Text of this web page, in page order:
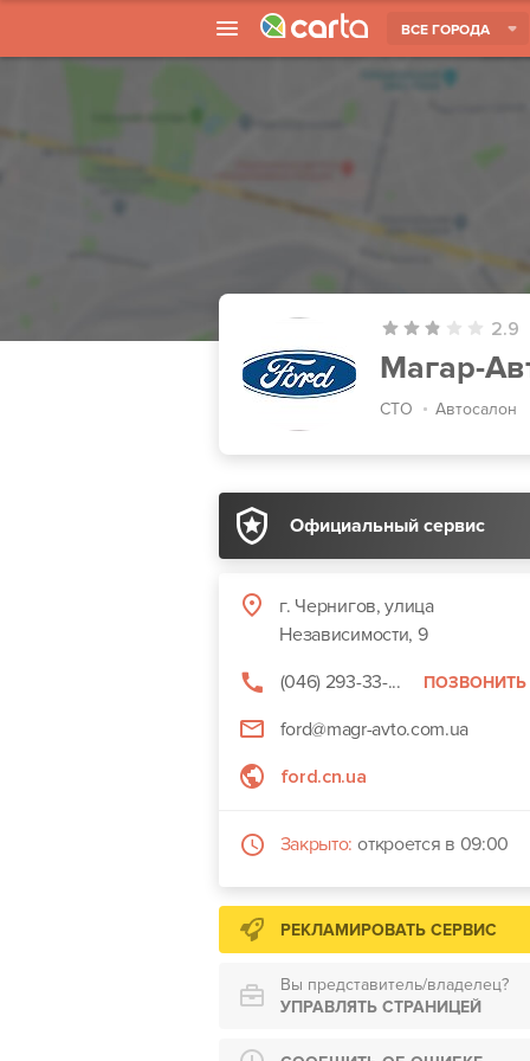
ВСЕ ГОРОДА
2.9
Магар-
СТО Автосалон
Официальный сервис
г. Чернигов, улица
Независимости, 9
(046) 293-33-...
ПОЗВОНИТЬ
ford@magr-avto.com.ua
ford.cn.ua
Закрыто: откроется в 09:00
РЕКЛАМИРОВАТЬ СЕРВИС
Вы представитель/владелец?
УПРАВЛЯТЬ СТРАНИЦЕЙ